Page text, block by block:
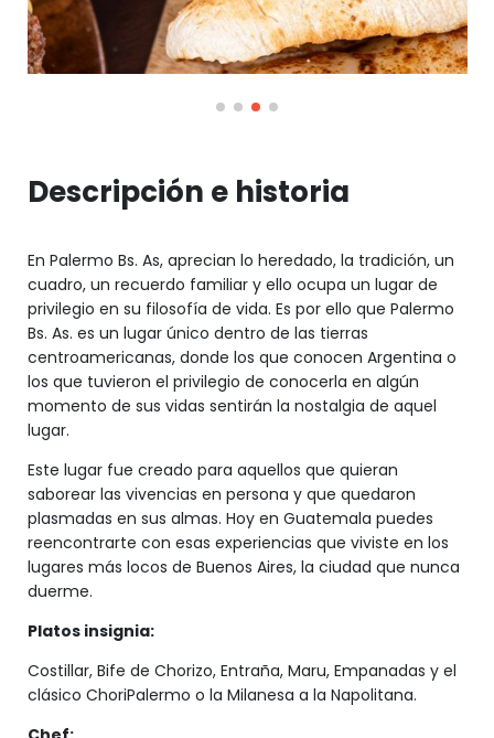
Descripción e historia
En Palermo Bs. As, aprecian lo heredado, la tradición, un
cuadro, un recuerdo familiar y ello ocupa un lugar de
privilegio en su filosofía de vida. Es por ello que Palermo
Bs. As. es un lugar único dentro de las tierras
centroamericanas, donde los que conocen Argentina o
los que tuvieron el privilegio de conocerla en algún
momento de sus vidas sentirán la nostalgia de aquel
lugar.
Este lugar fue creado para aquellos que quieran
saborear las vivencias en persona y que quedaron
plasmadas en sus almas. Hoy en Guatemala puedes
reencontrarte con esas experiencias que viviste en los
lugares más locos de Buenos Aires, la ciudad que nunca
duerme.
Platos insignia:
Costillar, Bife de Chorizo, Entraña, Maru, Empanadas y el
clásico ChoriPalermo o la Milanesa a la Napolitana.